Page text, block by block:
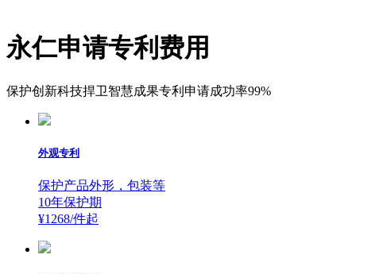
永仁申请专利费用
保护创新科技捍卫智慧成果专利申请成功率99%
外观专利
保护产品外形，包装等
10年保护期
¥1268/件起